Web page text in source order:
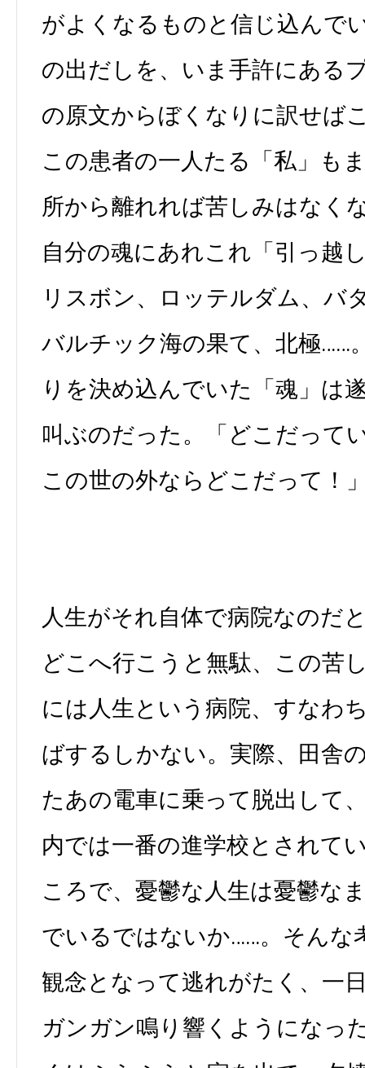
がよくなるものと信じ込んで
の出だしを、いま手許にある
の原文からぼくなりに訳せば
この患者の一人たる「私」も
所から離れれば苦しみはなく
自分の魂にあれこれ「引っ越
リスボン、ロッテルダム、バ
バルチック海の果て、北極……
りを決め込んでいた「魂」は
叫ぶのだった。「どこだって
この世の外ならどこだって！
人生がそれ自体で病院なのだ
どこへ行こうと無駄、この苦
には人生という病院、すなわ
ばするしかない。実際、田舎
たあの電車に乗って脱出して
内では一番の進学校とされて
ころで、憂鬱な人生は憂鬱な
でいるではないか……。そんな
観念となって逃れがたく、一
ガンガン鳴り響くようになっ